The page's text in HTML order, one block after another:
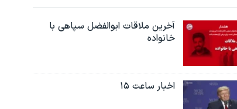
آخرین ملاقات ابوالفضل سپاهی با
خانواده
اخبار ساعت ۱۵